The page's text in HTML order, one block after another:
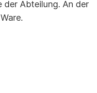
der Abteilung. An der